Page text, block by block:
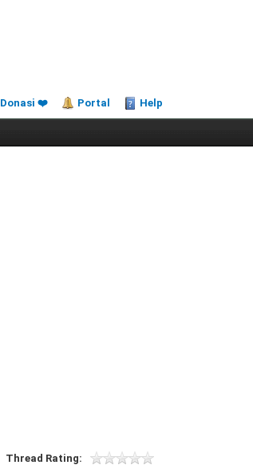
Donasi ❤️ Portal Help
Thread Rating: